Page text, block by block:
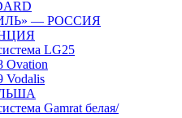
— РОССИЯ
LG25
Ovation
Vodalis
Gamrat белая/